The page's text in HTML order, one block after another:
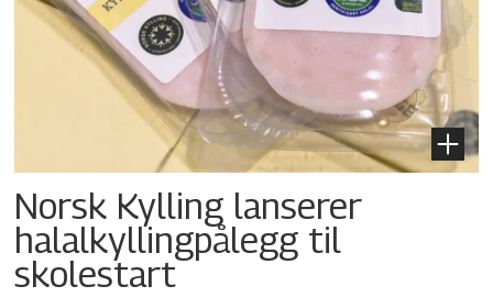
Norsk Kylling lanserer
halalkylling­pålegg til
skolestart